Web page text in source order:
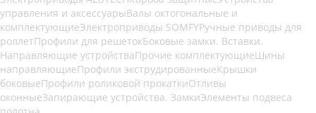
управления и аксессуарыВалы октогональные и
комплектующиеЭлектроприводы SOMFYРучные приводы для
роллетПрофили для решетокБоковые замки. Вставки.
Направляющие устройстваПрочие комплектующиеШины
направляющиеПрофили экструдированныеКрышки
боковыеПрофили роликовой прокаткиОтливы
оконныеЗапирающие устройства. ЗамкиЭлементы подвеса